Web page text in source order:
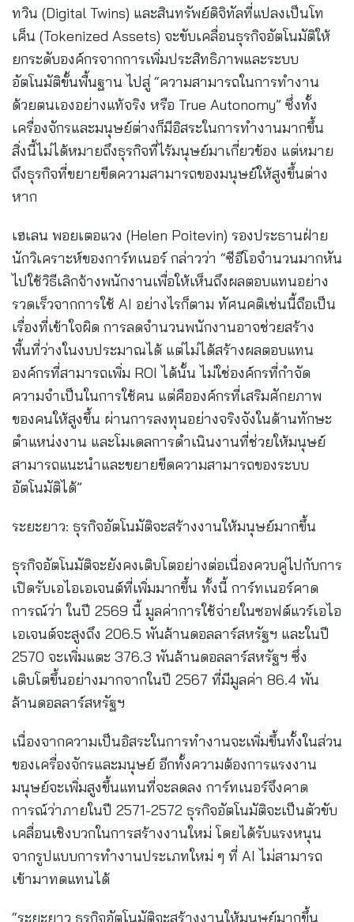
ทวิน (Digital Twins) และสินทรัพย์ดิจิทัลที่แปลงเป็นโท
เค็น (Tokenized Assets) จะขับเคลื่อนธุรกิจอัตโนมัติให้
ยกระดับองค์กรจากการเพิ่มประสิทธิภาพและระบบ
อัตโนมัติขั้นพื้นฐาน ไปสู่ “ความสามารถในการทำงาน
ด้วยตนเองอย่างแท้จริง หรือ True Autonomy” ซึ่งทั้ง
เครื่องจักรและมนุษย์ต่างก็มีอิสระในการทำงานมากขึ้น
สิ่งนี้ไม่ได้หมายถึงธุรกิจที่ไร้มนุษย์มาเกี่ยวข้อง แต่หมาย
ถึงธุรกิจที่ขยายขีดความสามารถของมนุษย์ให้สูงขึ้นต่าง
หาก
เฮเลน พอยเตอแวง (Helen Poitevin) รองประธานฝ่าย
นักวิเคราะห์ของการ์ทเนอร์ กล่าวว่า “ซีอีโอจำนวนมากหัน
ไปใช้วิธีเลิกจ้างพนักงานเพื่อให้เห็นถึงผลตอบแทนอย่าง
รวดเร็วจากการใช้ AI อย่างไรก็ตาม ทัศนคติเช่นนี้ถือเป็น
เรื่องที่เข้าใจผิด การลดจำนวนพนักงานอาจช่วยสร้าง
พื้นที่ว่างในงบประมาณได้ แต่ไม่ได้สร้างผลตอบแทน
องค์กรที่สามารถเพิ่ม ROI ได้นั้น ไม่ใช่องค์กรที่กำจัด
ความจำเป็นในการใช้คน แต่คือองค์กรที่เสริมศักยภาพ
ของคนให้สูงขึ้น ผ่านการลงทุนอย่างจริงจังในด้านทักษะ
ตำแหน่งงาน และโมเดลการดำเนินงานที่ช่วยให้มนุษย์
สามารถแนะนำและขยายขีดความสามารถของระบบ
อัตโนมัติได้”
ระยะยาว: ธุรกิจอัตโนมัติจะสร้างงานให้มนุษย์มากขึ้น
ธุรกิจอัตโนมัติจะยังคงเติบโตอย่างต่อเนื่องควบคู่ไปกับการ
เปิดรับเอไอเอเจนต์ที่เพิ่มมากขึ้น ทั้งนี้ การ์ทเนอร์คาด
การณ์ว่า ในปี 2569 นี้ มูลค่าการใช้จ่ายในซอฟต์แวร์เอไอ
เอเจนต์จะสูงถึง 206.5 พันล้านดอลลาร์สหรัฐฯ และในปี
2570 จะเพิ่มแตะ 376.3 พันล้านดอลลาร์สหรัฐฯ ซึ่ง
เติบโตขึ้นอย่างมากจากในปี 2567 ที่มีมูลค่า 86.4 พัน
ล้านดอลลาร์สหรัฐฯ
เนื่องจากความเป็นอิสระในการทำงานจะเพิ่มขึ้นทั้งในส่วน
ของเครื่องจักรและมนุษย์ อีกทั้งความต้องการแรงงาน
มนุษย์จะเพิ่มสูงขึ้นแทนที่จะลดลง การ์ทเนอร์จึงคาด
การณ์ว่าภายในปี 2571-2572 ธุรกิจอัตโนมัติจะเป็นตัวขับ
เคลื่อนเชิงบวกในการสร้างงานใหม่ โดยได้รับแรงหนุน
จากรูปแบบการทำงานประเภทใหม่ ๆ ที่ AI ไม่สามารถ
เข้ามาทดแทนได้
“ระยะยาว ธุรกิจอัตโนมัติจะสร้างงานให้มนุษย์มากขึ้น